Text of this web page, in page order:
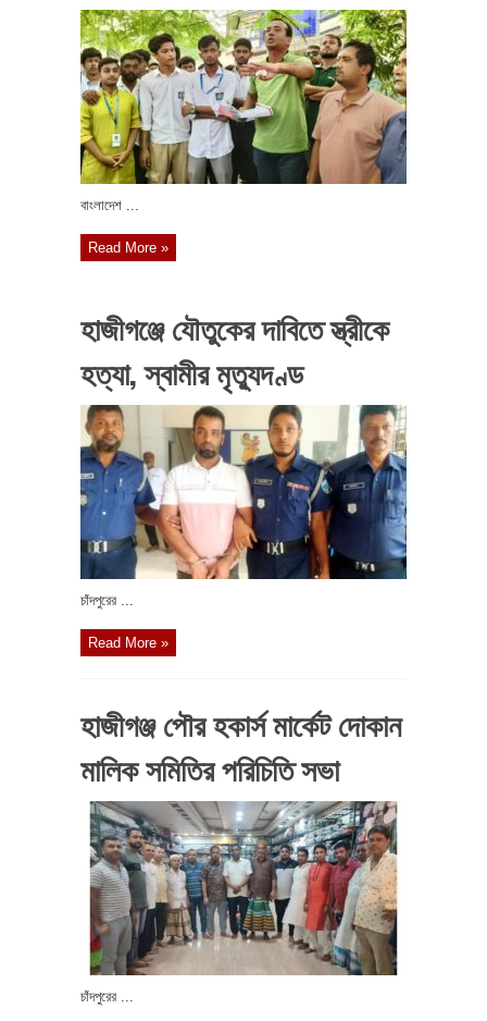
বাংলাদেশ ...
Read More »
হাজীগঞ্জে যৌতুকের দাবিতে স্ত্রীকে
হত্যা, স্বামীর মৃত্যুদণ্ড
চাঁদপুরের ...
Read More »
হাজীগঞ্জ পৌর হকার্স মার্কেট দোকান
মালিক সমিতির পরিচিতি সভা
চাঁদপুরের ...